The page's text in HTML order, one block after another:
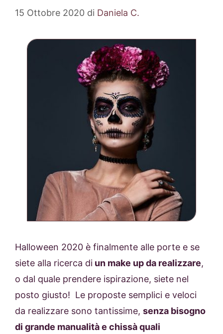
15 Ottobre 2020 di Daniela C.
Halloween 2020 è finalmente alle porte e se
siete alla ricerca di un make up da realizzare,
o dal quale prendere ispirazione, siete nel
posto giusto! Le proposte semplici e veloci
da realizzare sono tantissime, senza bisogno
di grande manualità e chissà quali